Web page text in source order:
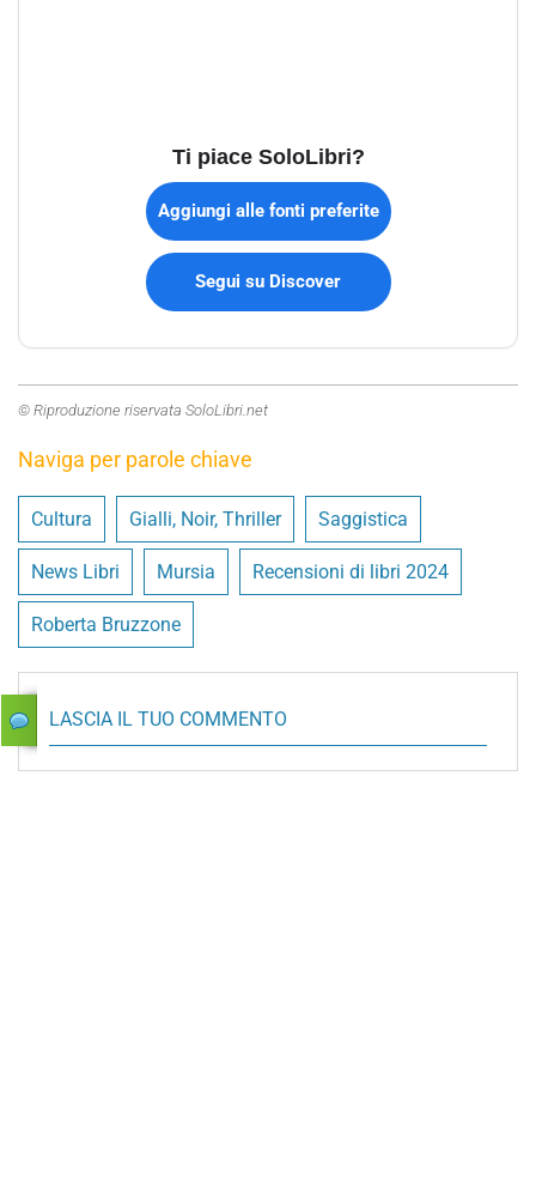
Ti piace SoloLibri?
Aggiungi alle fonti preferite
Segui su Discover
© Riproduzione riservata SoloLibri.net
Naviga per parole chiave
Cultura Gialli, Noir, Thriller Saggistica
News Libri Mursia Recensioni di libri 2024
Roberta Bruzzone
LASCIA IL TUO COMMENTO